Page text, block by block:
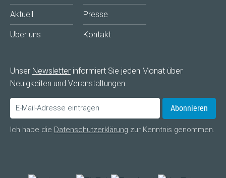
Aktuell
Über uns
Presse
Kontakt
Unser Newsletter informiert Sie jeden Monat über
Neuigkeiten und Veranstaltungen.
Abonnieren
Ich habe die Datenschutzerklärung zur Kenntnis genommen.